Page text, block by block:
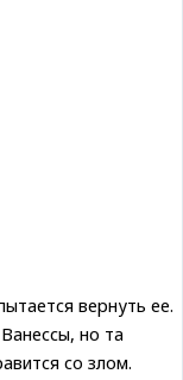
вернуть ее.
но та
со злом.